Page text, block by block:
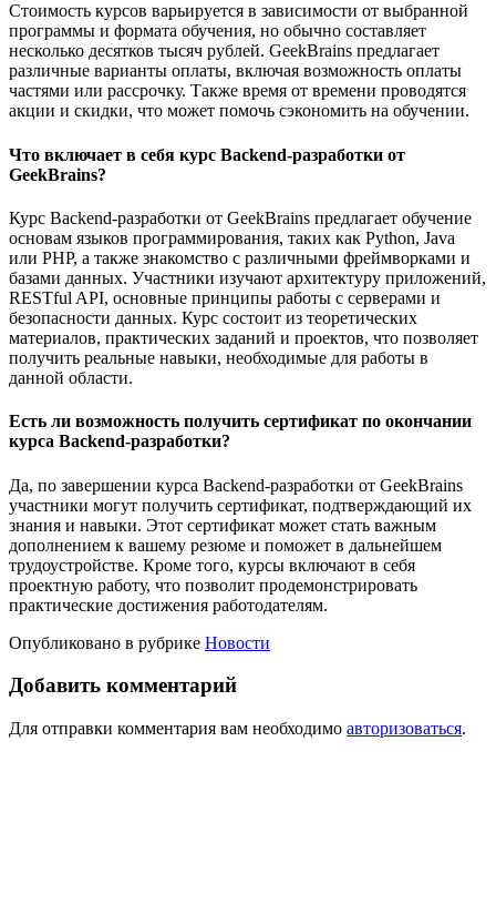
Стоимость курсов варьируется в зависимости от выбранной
программы и формата обучения, но обычно составляет
несколько десятков тысяч рублей. GeekBrains предлагает
различные варианты оплаты, включая возможность оплаты
частями или рассрочку. Также время от времени проводятся
акции и скидки, что может помочь сэкономить на обучении.
Что включает в себя курс Backend-разработки от
GeekBrains?
Курс Backend-разработки от GeekBrains предлагает обучение
основам языков программирования, таких как Python, Java
или PHP, а также знакомство с различными фреймворками и
базами данных. Участники изучают архитектуру приложений,
RESTful API, основные принципы работы с серверами и
безопасности данных. Курс состоит из теоретических
материалов, практических заданий и проектов, что позволяет
получить реальные навыки, необходимые для работы в
данной области.
Есть ли возможность получить сертификат по окончании
курса Backend-разработки?
Да, по завершении курса Backend-разработки от GeekBrains
участники могут получить сертификат, подтверждающий их
знания и навыки. Этот сертификат может стать важным
дополнением к вашему резюме и поможет в дальнейшем
трудоустройстве. Кроме того, курсы включают в себя
проектную работу, что позволит продемонстрировать
практические достижения работодателям.
Опубликовано в рубрике Новости
Добавить комментарий
Для отправки комментария вам необходимо авторизоваться.